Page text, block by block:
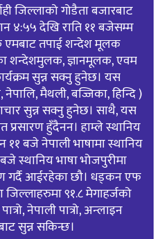
जिल्लाको गोडैता बजारबाट
४:५५ देखि राति ११ बजेसम्म
तपाई शन्देश मूलक
शन्देशमुलक, ज्ञानमूलक, एवम
सुन्न सक्नु हुनेछ। यस
नेपालि, मैथली, बज्जिका, हिन्दि )
सुन्न सक्नु हुनेछ। साथै, यस
प्रसारण हुँदैनन। हाम्ले स्थानिय
११ बजे नेपाली भाषामा स्थानिय
स्थानिय भाषा भोजपुरीमा
गर्दै आईरहेका छौ। धड्कन एफ
९१.८ मेगाहर्जको
नेपाली पात्रो, अन्लाइन
सुन्न सकिन्छ।